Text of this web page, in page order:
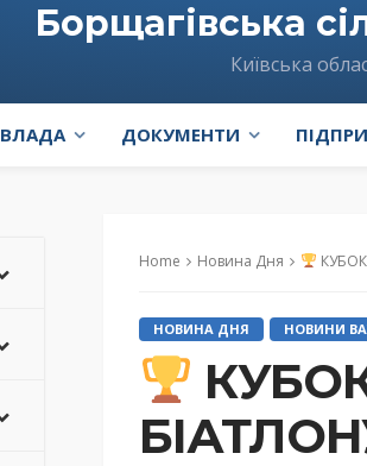
Борщагівська
Київська
ВЛАДА ДОКУМЕНТИ
Home Новина Дня
НОВИНА ДНЯ НОВИНИ